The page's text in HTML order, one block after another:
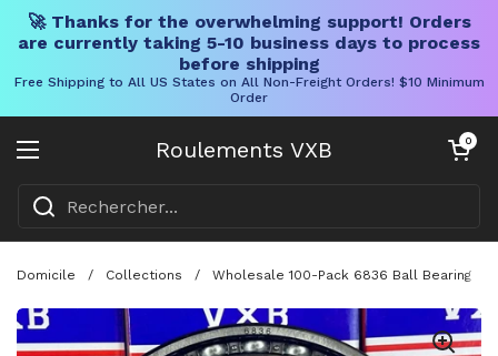
🚀 Thanks for the overwhelming support! Orders
are currently taking 5-10 business days to process
before shipping
Free Shipping to All US States on All Non-Freight Orders! $10 Minimum
Order
Roulements VXB
Ouvrir le menu
Chariot
0
Domicile / Collections / Wholesale 100-Pack 6836 Ball Bearing